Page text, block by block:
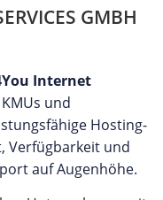
GMBH
Internet
und
Hosting-
Verfügbarkeit und
auf Augenhöhe.